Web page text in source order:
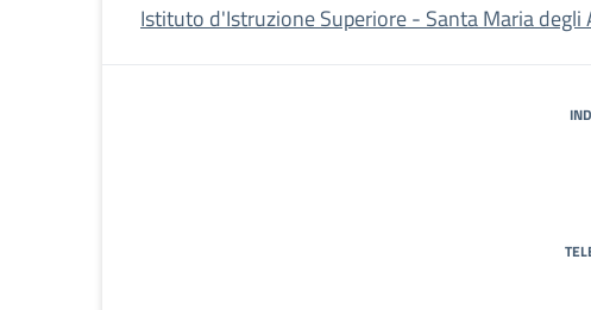
Istituto d'Istruzione Superiore - Santa Maria degli